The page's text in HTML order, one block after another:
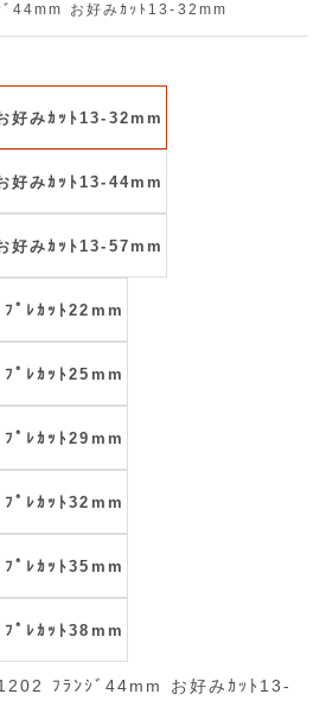
44mm お好みｶｯﾄ13-32mm
好みｶｯﾄ13-32mm
好みｶｯﾄ13-44mm
好みｶｯﾄ13-57mm
ﾟﾚｶｯﾄ22mm
ﾟﾚｶｯﾄ25mm
ﾟﾚｶｯﾄ29mm
ﾟﾚｶｯﾄ32mm
ﾟﾚｶｯﾄ35mm
ﾟﾚｶｯﾄ38mm
ﾌﾗﾝｼﾞ44mm お好みｶｯﾄ13-